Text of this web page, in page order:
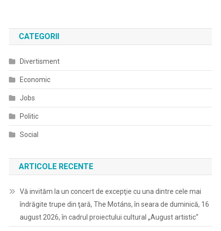
CATEGORII
Divertisment
Economic
Jobs
Politic
Social
ARTICOLE RECENTE
Vă invităm la un concert de excepţie cu una dintre cele mai
îndrăgite trupe din ţară, The Motáns, în seara de duminică, 16
august 2026, în cadrul proiectului cultural „August artistic“